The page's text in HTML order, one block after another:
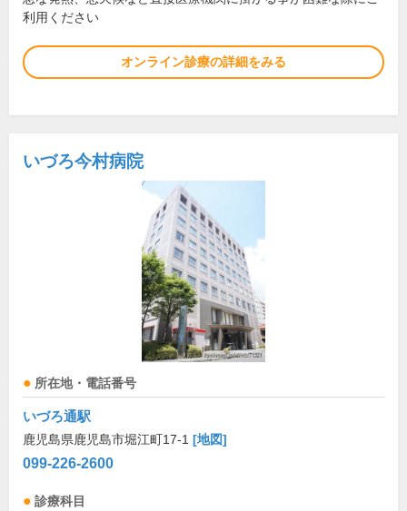
利用ください
オンライン診療の詳細をみる
いづろ今村病院
所在地・電話番号
いづろ通駅
鹿児島県鹿児島市堀江町17-1 [地図]
099-226-2600
診療科目